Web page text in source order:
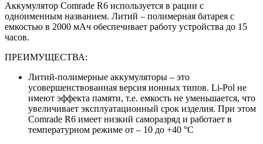
Аккумулятор Comrade R6 используется в рации с
одноименным названием. Литий – полимерная батарея с
емкостью в 2000 мАч обеспечивает работу устройства до 15
часов.
ПРЕИМУЩЕСТВА:
Литий-полимерные аккумуляторы – это
усовершенствованная версия ионных типов. Li-Pol не
имеют эффекта памяти, т.е. емкость не уменьшается, что
увеличивает эксплуатационный срок изделия. При этом
Comrade R6 имеет низкий саморазряд и работает в
температурном режиме от – 10 до +40 °С